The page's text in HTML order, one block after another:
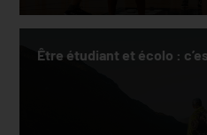
Être étudiant et écolo :